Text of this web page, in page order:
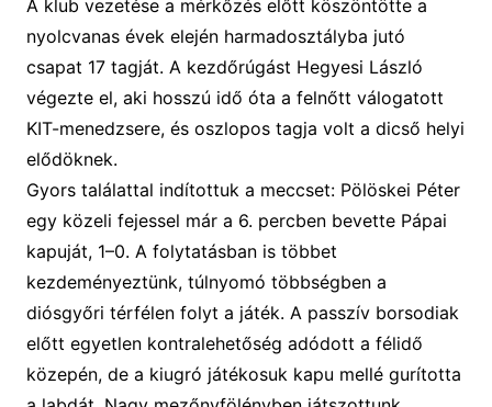
A klub vezetése a mérkőzés előtt köszöntötte a
nyolcvanas évek elején harmadosztályba jutó
csapat 17 tagját. A kezdőrúgást Hegyesi László
végezte el, aki hosszú idő óta a felnőtt válogatott
KIT-menedzsere, és oszlopos tagja volt a dicső helyi
elődöknek.
Gyors találattal indítottuk a meccset: Pölöskei Péter
egy közeli fejessel már a 6. percben bevette Pápai
kapuját, 1–0. A folytatásban is többet
kezdeményeztünk, túlnyomó többségben a
diósgyőri térfélen folyt a játék. A passzív borsodiak
előtt egyetlen kontralehetőség adódott a félidő
közepén, de a kiugró játékosuk kapu mellé gurította